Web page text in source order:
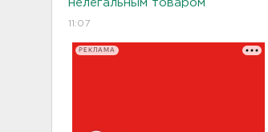
нелегальным товаром
11:07
РЕКЛАМА